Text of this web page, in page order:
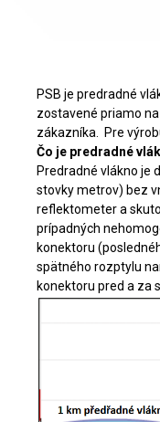
PSB je predradné
zostavené priamo
zákazníka. Pre
Čo je predradné
Predradné vlákno je
stovky metrov) bez
reflektometer a
prípadných
konektoru
spätného rozptylu
konektoru pred a za